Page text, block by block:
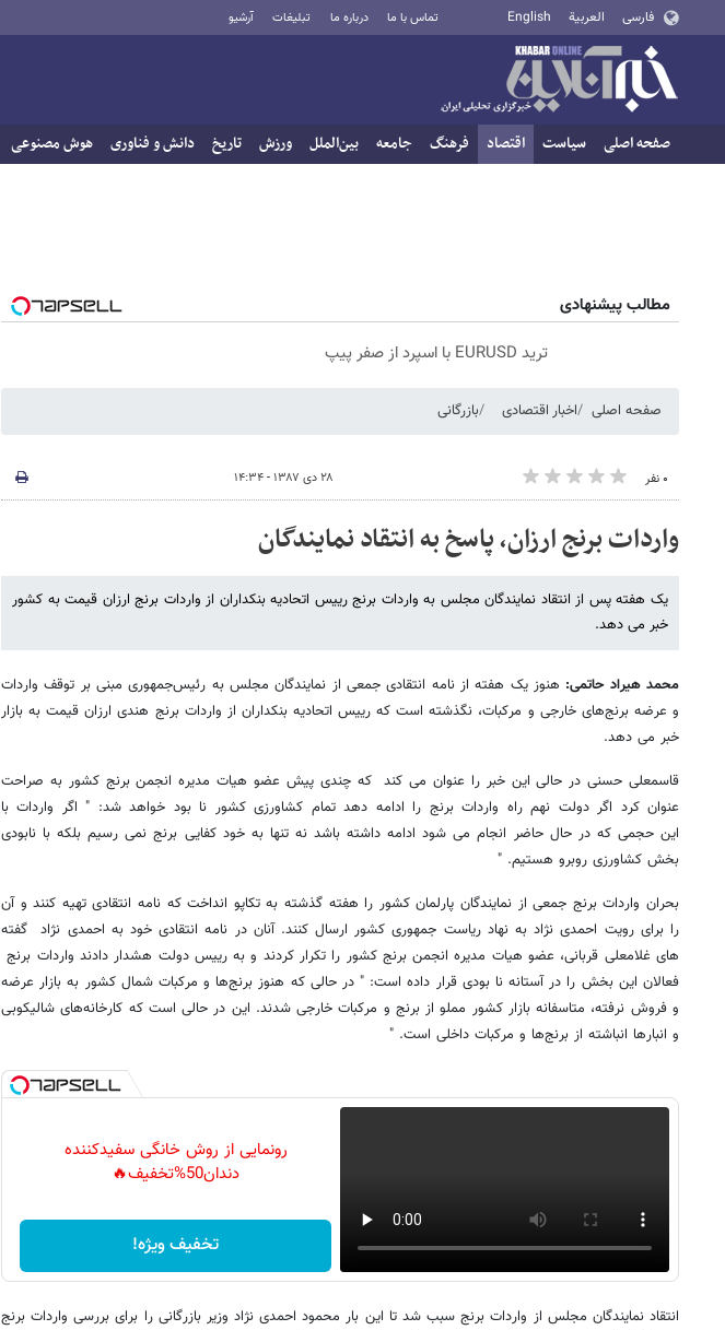
فارسی العربية English تماس با ما درباره ما تبلیغات آرشیو
صفحه اصلی سیاست اقتصاد فرهنگ جامعه بین‌الملل ورزش تاریخ دانش و فناوری هوش مصنوعی
مطالب پیشنهادی
ترید EURUSD با اسپرد از صفر پیپ
صفحه اصلی اخبار اقتصادی بازرگانی
۰ نفر ۲۸ دی ۱۳۸۷ - ۱۴:۳۴
واردات برنج ارزان، پاسخ به انتقاد نمایندگان
یک هفته پس از انتقاد نمایندگان مجلس به واردات برنج رییس اتحادیه بنکداران از واردات برنج ارزان قیمت به کشور
خبر می دهد.
محمد هیراد حاتمی: هنوز یک هفته از نامه انتقادی جمعی از نمایندگان مجلس به رئیس‌جمهوری مبنی بر توقف واردات
و عرضه برنج‌های خارجی و مرکبات، نگذشته است که رییس اتحادیه بنکداران از واردات برنج هندی ارزان قیمت به بازار
خبر می دهد.
قاسمعلی حسنی در حالی این خبر را عنوان می کند که چندی پیش عضو هیات مدیره انجمن برنج کشور به صراحت
عنوان کرد اگر دولت نهم راه واردات برنج را ادامه دهد تمام کشاورزی کشور نا بود خواهد شد: " اگر واردات با
این حجمی که در حال حاضر انجام می شود ادامه داشته باشد نه تنها به خود کفایی برنج نمی رسیم بلکه با نابودی
بخش کشاورزی روبرو هستیم. "
بحران واردات برنج جمعی از نمایندگان پارلمان کشور را هفته گذشته به تکاپو انداخت که نامه انتقادی تهیه کنند و آن
را برای رویت احمدی نژاد به نهاد ریاست جمهوری کشور ارسال کنند. آنان در نامه انتقادی خود به احمدی نژاد گفته
های غلامعلی قربانی، عضو هیات مدیره انجمن برنج کشور را تکرار کردند و به رییس دولت هشدار دادند واردات برنج
فعالان این بخش را در آستانه نا بودی قرار داده است: " در حالی که هنوز برنج‌ها و مرکبات شمال کشور به بازار عرضه
و فروش نرفته، متاسفانه بازار کشور مملو از برنج و مرکبات خارجی شدند. این در حالی است که کارخانه‌های شالیکوبی
و انبارها انباشته از برنج‌ها و مرکبات داخلی است. "
رونمایی از روش خانگی سفیدکننده
دندان50%تخفیف🔥
تخفیف ویژه!
انتقاد نمایندگان مجلس از واردات برنج سبب شد تا این بار محمود احمدی نژاد وزیر بازرگانی را برای بررسی واردات برنج